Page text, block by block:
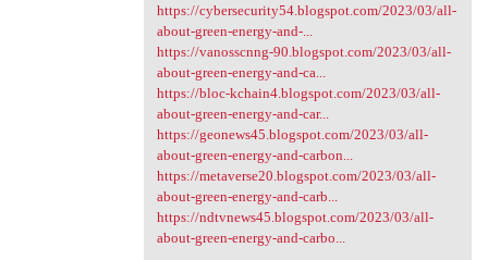
https://cybersecurity54.blogspot.com/2023/03/all-
about-green-energy-and-...
https://vanosscnng-90.blogspot.com/2023/03/all-
about-green-energy-and-ca...
https://bloc-kchain4.blogspot.com/2023/03/all-
about-green-energy-and-car...
https://geonews45.blogspot.com/2023/03/all-
about-green-energy-and-carbon...
https://metaverse20.blogspot.com/2023/03/all-
about-green-energy-and-carb...
https://ndtvnews45.blogspot.com/2023/03/all-
about-green-energy-and-carbo...